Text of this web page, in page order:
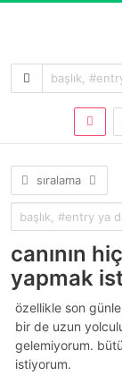
sıralama
canının
yapmak
özellikle son
bir de uzun
gelemiyorum.
istiyorum.